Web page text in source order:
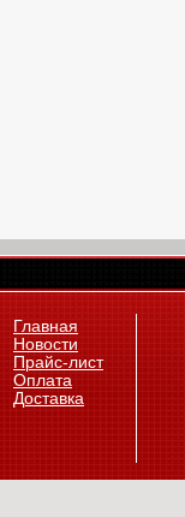
Главная
Новости
Прайс-лист
Оплата
Доставка